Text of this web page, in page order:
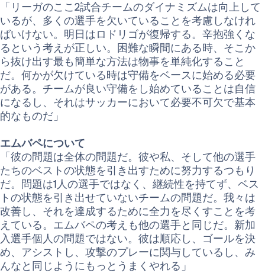
「リーガのここ2試合チームのダイナミズムは向上して
いるが、多くの選手を欠いていることを考慮しなけれ
ばいけない。明日はロドリゴが復帰する。辛抱強くな
るという考えが正しい。困難な瞬間にある時、そこか
ら抜け出す最も簡単な方法は物事を単純化すること
だ。何かが欠けている時は守備をベースに始める必要
がある。チームが良い守備をし始めていることは自信
になるし、それはサッカーにおいて必要不可欠で基本
的なものだ」
エムバペについて
「彼の問題は全体の問題だ。彼や私、そして他の選手
たちのベストの状態を引き出すために努力するつもり
だ。問題は1人の選手ではなく、継続性を持てず、ベス
トの状態を引き出せていないチームの問題だ。我々は
改善し、それを達成するために全力を尽くすことを考
えている。エムバペの考えも他の選手と同じだ。新加
入選手個人の問題ではない。彼は順応し、ゴールを決
め、アシストし、攻撃のプレーに関与しているし、み
んなと同じようにもっとうまくやれる」